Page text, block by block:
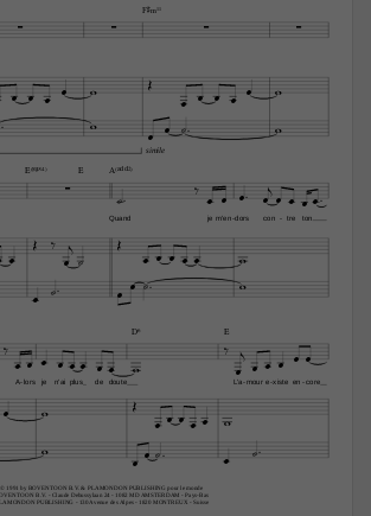
© 1991 by BOVENTOON B.V. & PLAMONDON PUBLISHING pour le monde
B.V. - Claude Debussylaan 24 - 1082 MD AMSTERDAM - Pays-Bas
PUBLISHING - 130 Avenue des Alpes - 1820 MONTREUX - Suisse
Quand je m'en dors
- con tre
- ton
A lors
- je n'ai plus de doute L'a mour
- e xiste
- en core
-
 
F©‹11
 
simile
E(“4)

E A(„ˆˆ2)
D6 E
     
     
     
       

 


    

     

     


    
  
 
   